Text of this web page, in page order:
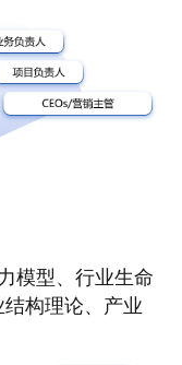
模型、行业生命
构理论、产业